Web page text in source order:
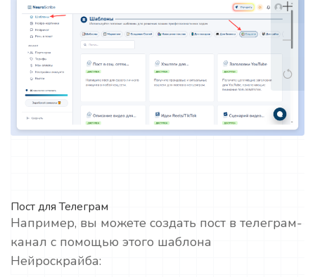
Пост для Телеграм
Например, вы можете создать пост в телеграм-
канал с помощью этого шаблона
Нейроскрайба: